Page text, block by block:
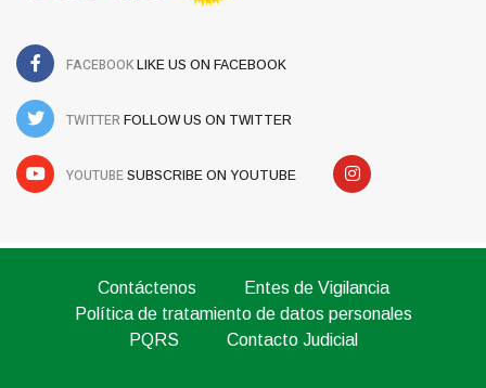
FACEBOOK LIKE US ON FACEBOOK
TWITTER FOLLOW US ON TWITTER
YOUTUBE SUBSCRIBE ON YOUTUBE
Contáctenos
Entes de Vigilancia
Política de tratamiento de datos personales
PQRS
Contacto Judicial